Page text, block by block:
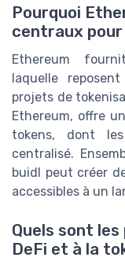
Pourquoi
centraux
Ethereum
laquelle
projets de
Ethereum, offre
tokens, dont
centralisé.
buidl peut créer
accessibles à un
Quels sont
DeFi et à la